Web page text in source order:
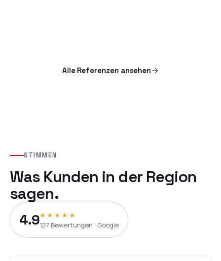
Alle Referenzen ansehen
STIMMEN
Was Kunden in der Region
sagen.
4.9★★★★★
127 Bewertungen · Google